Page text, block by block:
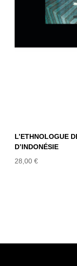
L’ETHNOLOGUE
D’INDONÉSIE
28,00 €